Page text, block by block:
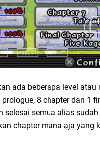
ada beberapa level atau
8 chapter dan 1
selesai semua alias
chapter mana aja yang